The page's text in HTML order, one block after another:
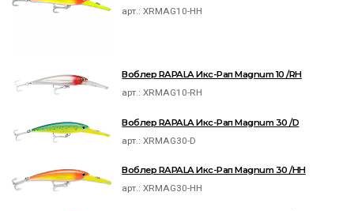
арт.:XRMAG10-HH
Воблер RAPALA Икс-Рап Magnum 10 /RH
арт.:XRMAG10-RH
Воблер RAPALA Икс-Рап Magnum 30 /D
арт.:XRMAG30-D
Воблер RAPALA Икс-Рап Magnum 30 /HH
арт.:XRMAG30-HH